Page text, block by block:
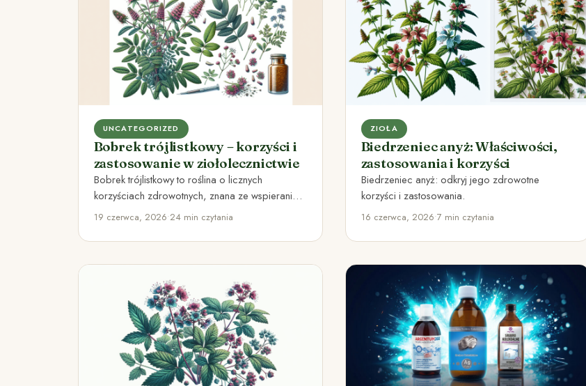
UNCATEGORIZED
Bobrek trójlistkowy – korzyści i
zastosowanie w ziołolecznictwie
Bobrek trójlistkowy to roślina o licznych
korzyściach zdrowotnych, znana ze wspierania
układu pokarmowego i działania
19 czerwca, 2026•24 min czytania
ZIOŁA
Biedrzeniec anyż: Właściwości,
zastosowania i korzyści
Biedrzeniec anyż: odkryj jego zdrowotne
korzyści i zastosowania.
16 czerwca, 2026•7 min czytania